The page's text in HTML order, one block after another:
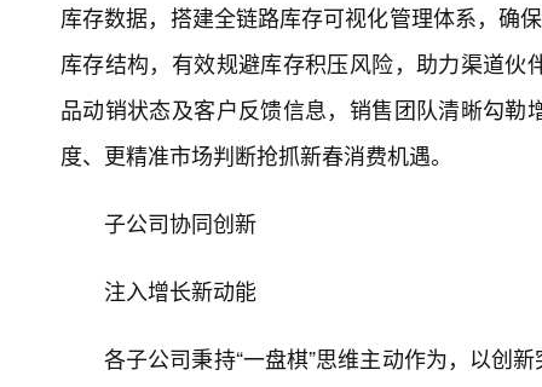
库存数据，搭建全链路库存可视化管理体系，确
库存结构，有效规避库存积压风险，助力渠道
品动销状态及客户反馈信息，销售团队清晰勾
度、更精准市场判断抢抓新春消费机遇。
子公司协同创新
注入增长新动能
各子公司秉持“一盘棋”思维主动作为，以创